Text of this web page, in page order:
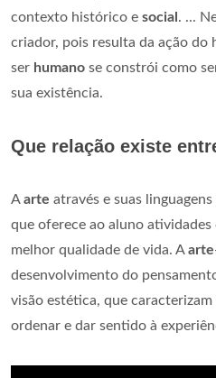
contexto histórico e social . ...
criador, pois resulta da ação do
ser humano se constrói como
sua existência.
Que relação existe
Aarte através e suas
que oferece ao aluno atividades
melhor qualidade de vida. Aarte
desenvolvimento do
visão estética, que
ordenar e dar sentido à